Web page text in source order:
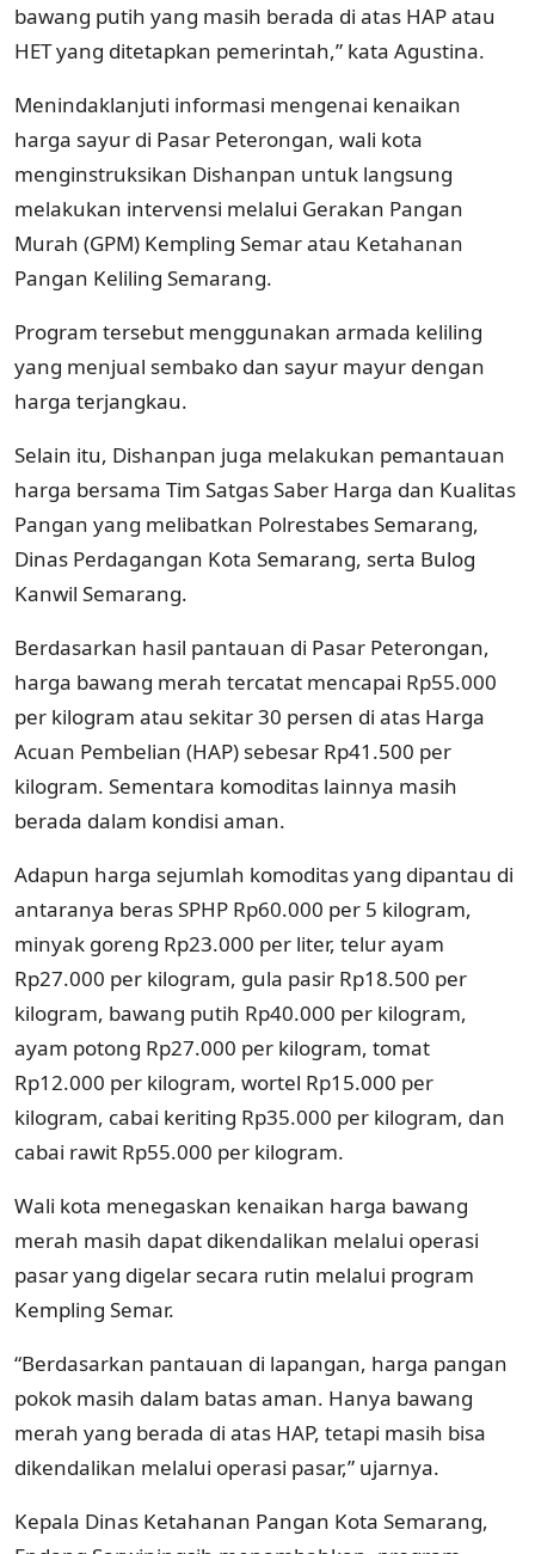
bawang putih yang masih berada di atas HAP atau
HET yang ditetapkan pemerintah,” kata Agustina.
Menindaklanjuti informasi mengenai kenaikan
harga sayur di Pasar Peterongan, wali kota
menginstruksikan Dishanpan untuk langsung
melakukan intervensi melalui Gerakan Pangan
Murah (GPM) Kempling Semar atau Ketahanan
Pangan Keliling Semarang.
Program tersebut menggunakan armada keliling
yang menjual sembako dan sayur mayur dengan
harga terjangkau.
Selain itu, Dishanpan juga melakukan pemantauan
harga bersama Tim Satgas Saber Harga dan Kualitas
Pangan yang melibatkan Polrestabes Semarang,
Dinas Perdagangan Kota Semarang, serta Bulog
Kanwil Semarang.
Berdasarkan hasil pantauan di Pasar Peterongan,
harga bawang merah tercatat mencapai Rp55.000
per kilogram atau sekitar 30 persen di atas Harga
Acuan Pembelian (HAP) sebesar Rp41.500 per
kilogram. Sementara komoditas lainnya masih
berada dalam kondisi aman.
Adapun harga sejumlah komoditas yang dipantau di
antaranya beras SPHP Rp60.000 per 5 kilogram,
minyak goreng Rp23.000 per liter, telur ayam
Rp27.000 per kilogram, gula pasir Rp18.500 per
kilogram, bawang putih Rp40.000 per kilogram,
ayam potong Rp27.000 per kilogram, tomat
Rp12.000 per kilogram, wortel Rp15.000 per
kilogram, cabai keriting Rp35.000 per kilogram, dan
cabai rawit Rp55.000 per kilogram.
Wali kota menegaskan kenaikan harga bawang
merah masih dapat dikendalikan melalui operasi
pasar yang digelar secara rutin melalui program
Kempling Semar.
“Berdasarkan pantauan di lapangan, harga pangan
pokok masih dalam batas aman. Hanya bawang
merah yang berada di atas HAP, tetapi masih bisa
dikendalikan melalui operasi pasar,” ujarnya.
Kepala Dinas Ketahanan Pangan Kota Semarang,